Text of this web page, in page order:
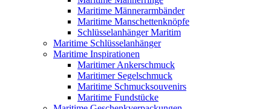
Maritime Männerarmbänder
Maritime Manschettenknöpfe
Schlüsselanhänger Maritim
Maritime Schlüsselanhänger
Maritime Inspirationen
Maritimer Ankerschmuck
Maritimer Segelschmuck
Maritime Schmucksouvenirs
Maritime Fundstücke